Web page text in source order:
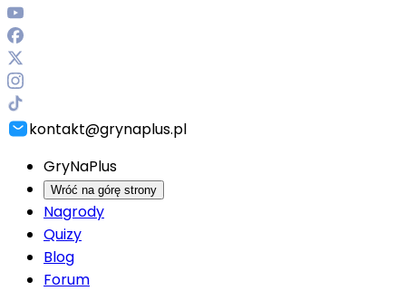
kontakt@grynaplus.pl
GryNaPlus
Wróć na górę strony
Nagrody
Quizy
Blog
Forum